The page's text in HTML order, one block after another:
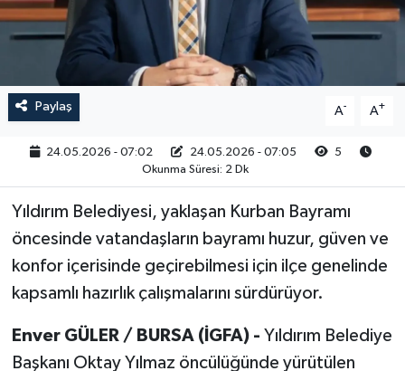
Paylaş A- A+
24.05.2026 - 07:02 24.05.2026 - 07:05
5
Okunma Süresi: 2 Dk
Yıldırım Belediyesi, yaklaşan Kurban Bayramı
öncesinde vatandaşların bayramı huzur, güven ve
konfor içerisinde geçirebilmesi için ilçe genelinde
kapsamlı hazırlık çalışmalarını sürdürüyor.
Enver GÜLER / BURSA (İGFA) - Yıldırım Belediye
Başkanı Oktay Yılmaz öncülüğünde yürütülen
RESMİ İLAN